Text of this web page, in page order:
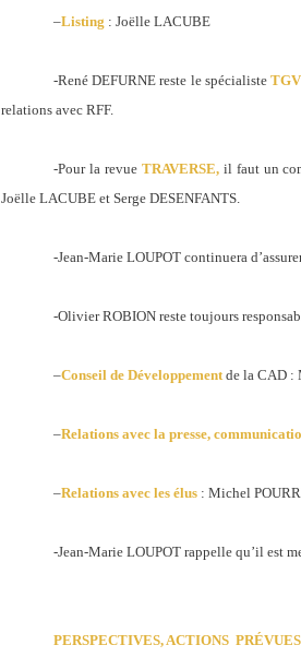
–Listing : Joëlle LACUBE
-René DEFURNE reste le spécialiste
relations avec RFF.
-Pour la revue TRAVERSE, il faut un
Joëlle LACUBE et Serge DESENFANTS.
-Jean-Marie LOUPOT continuera
-Olivier ROBION reste toujours
–Conseil de Développementde la CAD :
–Relations avec la presse,
–Relations avec les élus : Michel
-Jean-Marie LOUPOT rappelle qu’il est
PERSPECTIVES, ACTIONS